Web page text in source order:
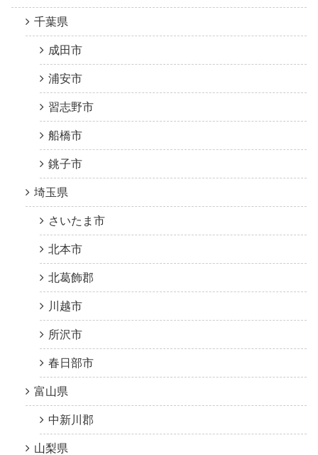
千葉県
成田市
浦安市
習志野市
船橋市
銚子市
埼玉県
さいたま市
北本市
北葛飾郡
川越市
所沢市
春日部市
富山県
中新川郡
山梨県